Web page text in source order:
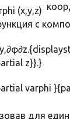
с
z}}.}
для